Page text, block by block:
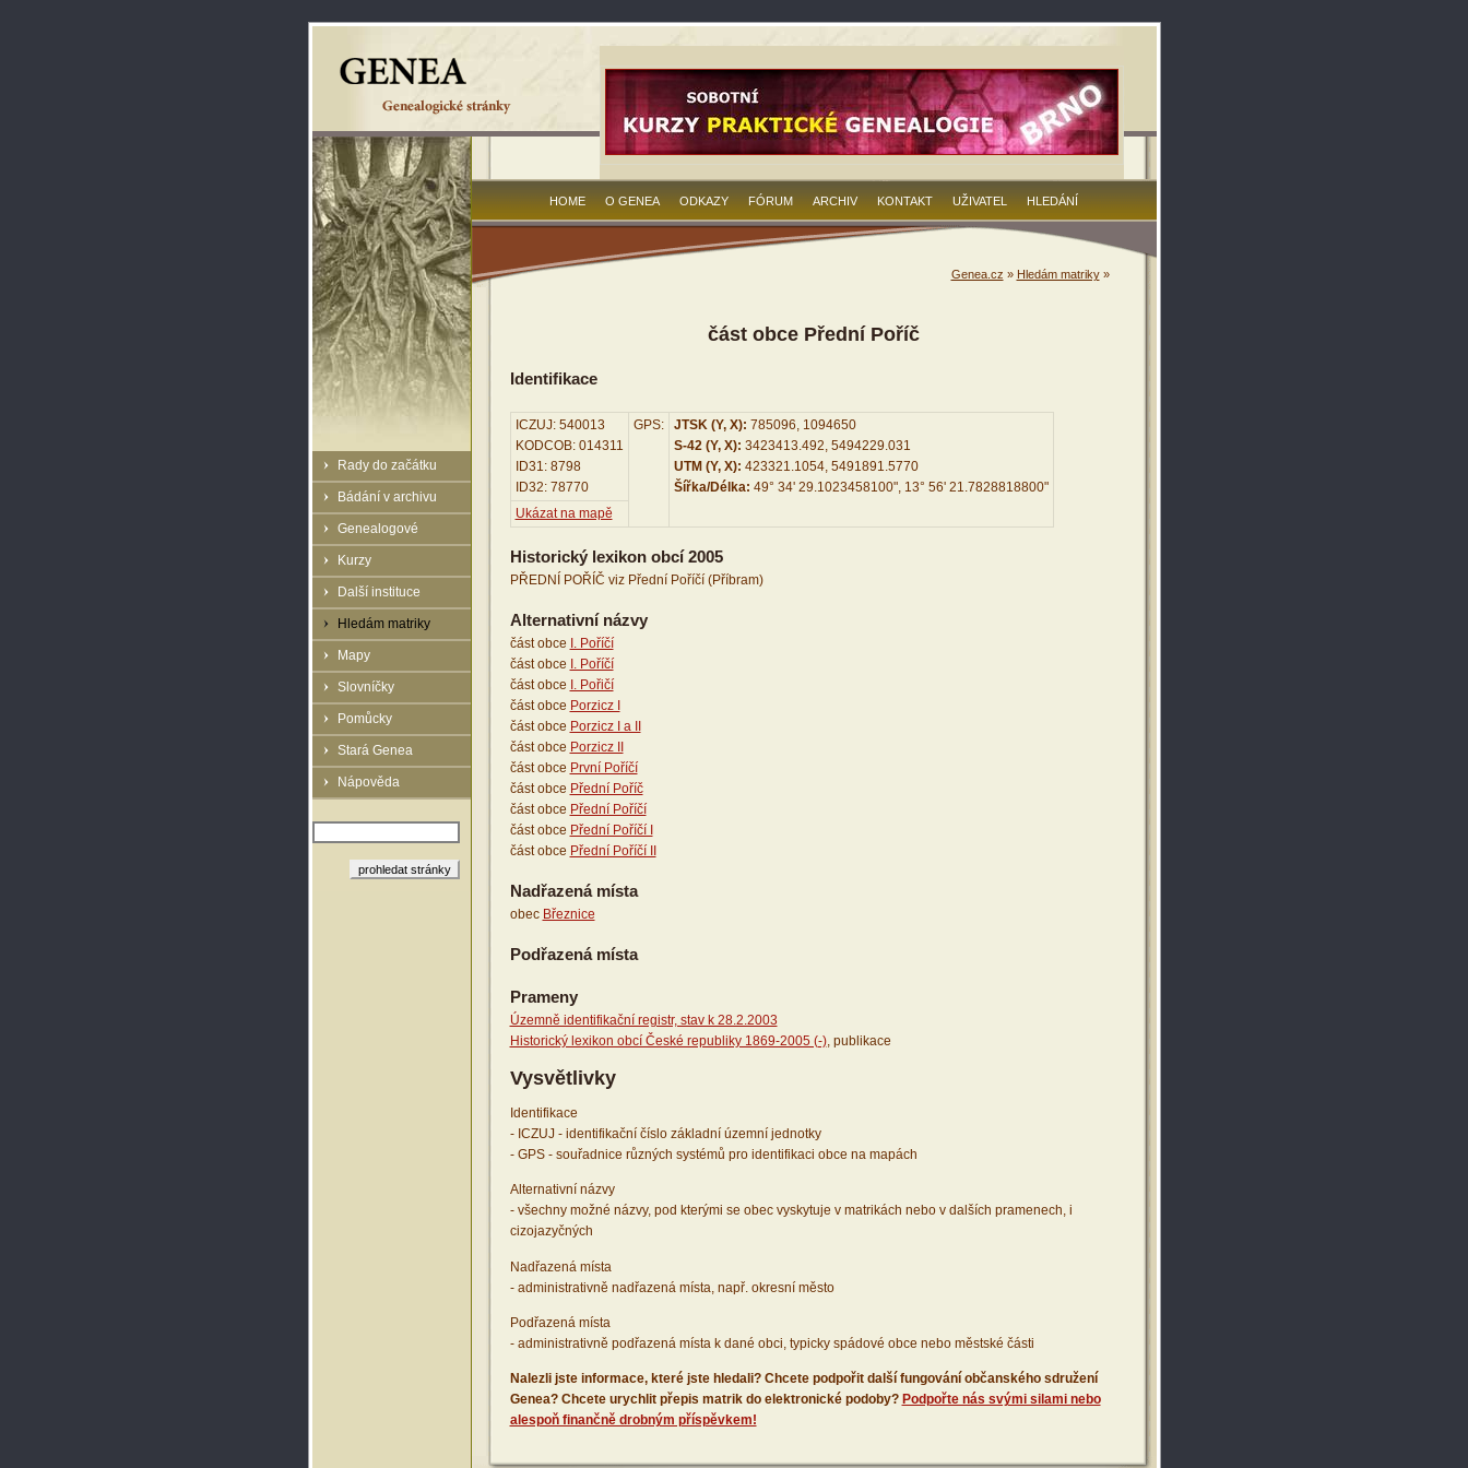
Rady do začátku
Bádání v archivu
Genealogové
Kurzy
Další instituce
Hledám matriky
Mapy
Slovníčky
Pomůcky
Stará Genea
Nápověda
HOME O GENEA ODKAZY FÓRUM ARCHIV KONTAKT UŽIVATEL HLEDÁNÍ
Genea.cz » Hledám matriky»
část obce Přední Poříč
Identifikace
ICZUJ: 540013
KODCOB: 014311
ID31: 8798
ID32: 78770
GPS: JTSK (Y, X): 785096, 1094650
S-42 (Y, X): 3423413.492, 5494229.031
UTM (Y, X): 423321.1054, 5491891.5770
Šířka/Délka: 49° 34' 29.1023458100", 13° 56' 21.7828818800"
Ukázat na mapě
Historický lexikon obcí 2005
PŘEDNÍ POŘÍČ viz Přední Poříčí (Příbram)
Alternativní názvy
část obce I. Poříčí
část obce I. Poříčí
část obce I. Pořičí
část obce Porzicz I
část obce Porzicz I a II
část obce Porzicz II
část obce První Poříčí
část obce Přední Poříč
část obce Přední Poříčí
část obce Přední Poříčí I
část obce Přední Poříčí II
Nadřazená místa
obec Březnice
Podřazená místa
Prameny
Územně identifikační registr, stav k 28.2.2003
Historický lexikon obcí České republiky 1869-2005 (-), publikace
Vysvětlivky
Identifikace
- ICZUJ - identifikační číslo základní územní jednotky
- GPS - souřadnice různých systémů pro identifikaci obce na mapách
Alternativní názvy
- všechny možné názvy, pod kterými se obec vyskytuje v matrikách nebo v dalších pramenech, i
cizojazyčných
Nadřazená místa
- administrativně nadřazená místa, např. okresní město
Podřazená místa
- administrativně podřazená místa k dané obci, typicky spádové obce nebo městské části
Nalezli jste informace, které jste hledali? Chcete podpořit další fungování občanského sdružení
Genea? Chcete urychlit přepis matrik do elektronické podoby? Podpořte nás svými silami nebo
alespoň finančně drobným příspěvkem!